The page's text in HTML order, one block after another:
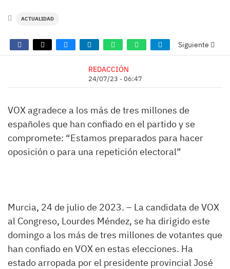
ACTUALIDAD
Siguiente
REDACCIÓN
24/07/23 - 06:47
VOX agradece a los más de tres millones de
españoles que han confiado en el partido y se
compromete: “Estamos preparados para hacer
oposición o para una repetición electoral”
Murcia, 24 de julio de 2023. – La candidata de VOX
al Congreso, Lourdes Méndez, se ha dirigido este
domingo a los más de tres millones de votantes que
han confiado en VOX en estas elecciones. Ha
estado arropada por el presidente provincial José